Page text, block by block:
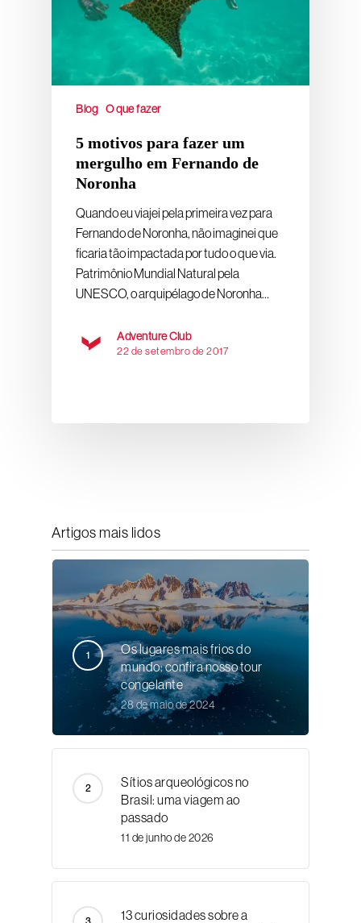
Blog O que fazer
5 motivos para fazer um
mergulho em Fernando de
Noronha
Quando eu viajei pela primeira vez para
Fernando de Noronha, não imaginei que
ficaria tão impactada por tudo o que via.
Patrimônio Mundial Natural pela
UNESCO, o arquipélago de Noronha…
Adventure Club
22 de setembro de 2017
Artigos mais lidos
Os lugares mais frios do
mundo: confira nosso tour
congelante
28 de maio de 2024
Sítios arqueológicos no
Brasil: uma viagem ao
passado
11 de junho de 2026
13 curiosidades sobre a